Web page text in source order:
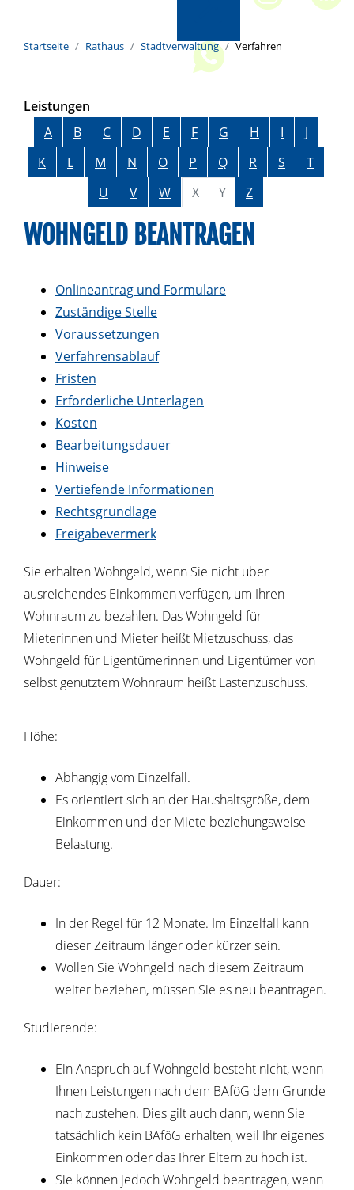
Startseite Rathaus Stadtverwaltung Verfahren
Leistungen
Alphabetisches Register überspringen
A B C D E F G H I
J
K
L M N O P Q R S
T
U
V W X Y Z
WOHNGELD BEANTRAGEN
Onlineantrag und Formulare
Zuständige Stelle
Voraussetzungen
Verfahrensablauf
Fristen
Erforderliche Unterlagen
Kosten
Bearbeitungsdauer
Hinweise
Vertiefende Informationen
Rechtsgrundlage
Freigabevermerk
Sie erhalten Wohngeld, wenn Sie nicht über
ausreichendes Einkommen verfügen, um Ihren
Wohnraum zu bezahlen. Das Wohngeld für
Mieterinnen und Mieter heißt Mietzuschuss, das
Wohngeld für Eigentümerinnen und Eigentümer von
selbst genutztem Wohnraum heißt Lastenzuschuss.
Höhe:
Abhängig vom Einzelfall.
Es orientiert sich an der Haushaltsgröße, dem
Einkommen und der Miete beziehungsweise
Belastung.
Dauer:
In der Regel für 12 Monate. Im Einzelfall kann
dieser Zeitraum länger oder kürzer sein.
Wollen Sie Wohngeld nach diesem Zeitraum
weiter beziehen, müssen Sie es neu beantragen.
Studierende:
Ein Anspruch auf Wohngeld besteht nicht, wenn
Ihnen Leistungen nach dem BAföG dem Grunde
nach zustehen. Dies gilt auch dann, wenn Sie
tatsächlich kein BAföG erhalten, weil Ihr eigenes
Einkommen oder das Ihrer Eltern zu hoch ist.
Sie können jedoch Wohngeld beantragen, wenn